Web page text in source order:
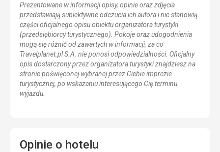
Prezentowane w informacji opisy, opinie oraz zdjęcia
przedstawiają subiektywne odczucia ich autora i nie stanowią
części oficjalnego opisu obiektu organizatora turystyki
(przedsiębiorcy turystycznego). Pokoje oraz udogodnienia
mogą się różnić od zawartych w informacji, za co
Travelplanet.pl S.A. nie ponosi odpowiedzialności. Oficjalny
opis dostarczony przez organizatora turystyki znajdziesz na
stronie poświęconej wybranej przez Ciebie imprezie
turystycznej, po wskazaniu interesującego Cię terminu
wyjazdu.
Opinie o hotelu